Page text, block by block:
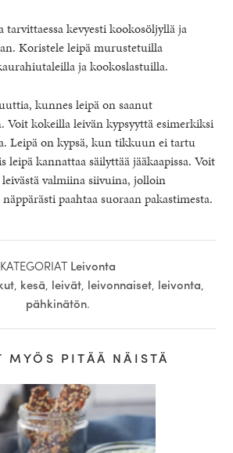
tarvittaessa kevyesti kookosöljyllä ja
Koristele leipä murustetuilla
ja kookoslastuilla.
kunnes leipä on saanut
Voit kokeilla leivän kypsyyttä esimerkiksi
Leipä on kypsä, kun tikkuun ei tartu
leipä kannattaa säilyttää jääkaapissa. Voit
leivästä valmiina siivuina, jolloin
paahtaa suoraan pakastimesta.
KATEGORIAT Leivonta
, kesä, leivät, leivonnaiset, leivonta,
pähkinätön.
MYÖS PITÄÄ NÄISTÄ